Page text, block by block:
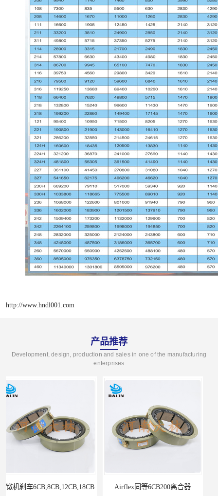
http://www.hndl001.com
产品推荐
Development, design, production and sales in one of the manufacturing
enterprises
Airflex同等6CB200离合器